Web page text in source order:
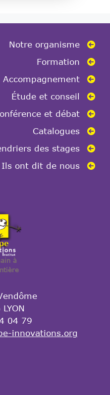
Notre organisme
Formation
Accompagnement
Étude et conseil
et débat
Catalogues
des stages
Ils ont dit de nous
à
04 79
innovations.org